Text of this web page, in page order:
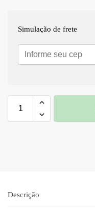
Simulação de frete
a
Descrição